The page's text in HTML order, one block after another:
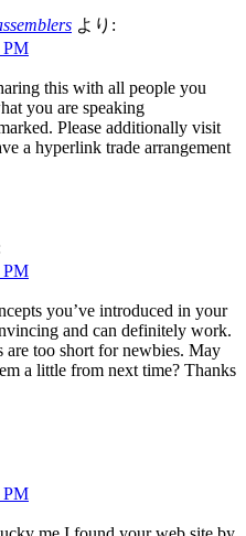
より:
PM
this with all people you
you are speaking
Please additionally visit
a hyperlink trade arrangement
PM
you’ve introduced in your
and can definitely work.
are too short for newbies. May
a little from next time? Thanks
PM